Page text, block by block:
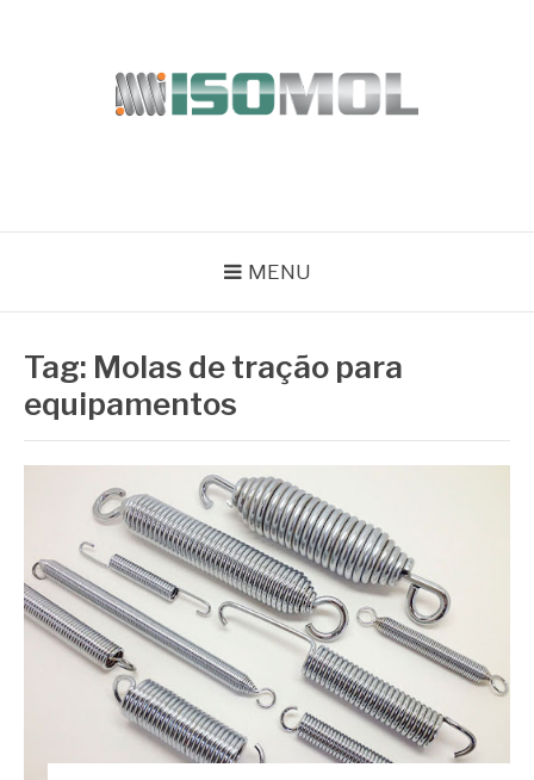
MENU
Tag: Molas de tração para
equipamentos